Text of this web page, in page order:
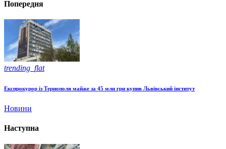
Попередня
trending_flat
Експрокурор із Тернополя майже за 45 млн грн купив Львівський інститут
Новини
Наступна